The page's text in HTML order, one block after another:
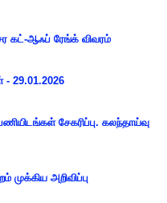
கட்-ஆஃப் ரேங்க் விவரம்
- 29.01.2026
சேகரிப்பு. கலந்தாய்வு
முக்கிய அறிவிப்பு